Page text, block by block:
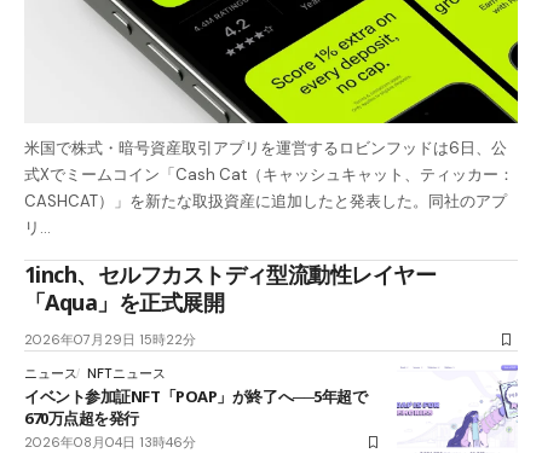
米国で株式・暗号資産取引アプリを運営するロビンフッドは6日、公
式Xでミームコイン「Cash Cat（キャッシュキャット、ティッカー：
CASHCAT）」を新たな取扱資産に追加したと発表した。同社のアプ
リ…
1inch、セルフカストディ型流動性レイヤー
「Aqua」を正式展開
2026年07月29日 15時22分
ニュース NFTニュース
イベント参加証NFT「POAP」が終了へ──5年超で
670万点超を発行
2026年08月04日 13時46分